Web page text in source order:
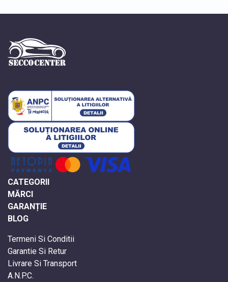
» Oglinda completa BMW Seria 1 Coupe / Cabrio
» Sticla oglinda BMW Seria 1 Coupe / Cabrio
» Semnalizator oglinda BMW Seria 1 Coupe / Cabrio
SCUTURI, APARATORI NOROI
» Scut bara fata BMW Seria 1 Coupe / Cabrio
» Scut motor BMW Seria 1 Coupe / Cabrio
» Scut cutie viteze BMW Seria 1 Coupe / Cabrio
» Carenaj roata fata BMW Seria 1 Coupe / Cabrio
» Carenaj roata spate BMW Seria 1 Coupe / Cabrio
ACCESORII
» Accesorii caroserie BMW Seria 1 Coupe / Cabrio
CATEGORII
MĂRCI
GARANȚIE
BLOG
Termeni Si Conditii
Garantie Si Retur
Livrare Si Transport
A.N.P.C.